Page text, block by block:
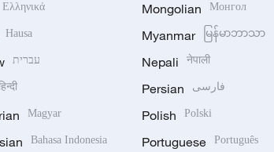
Ελληνικά
Hausa
עברית
Magyar
Bahasa Indonesia
Mongolian Монгол
Myanmar မြန်မာဘာသာ
Nepali नेपाली
Persian فارسی
Polish Polski
Portuguese Português